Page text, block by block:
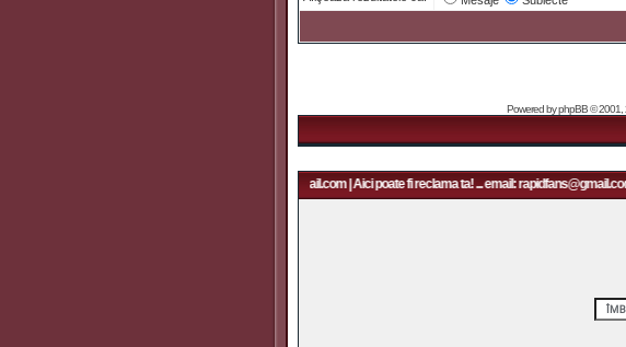
Powered byphpBB© 2001,
Aici poate fi reclama ta! ... email: rapidfans@gmail.com | Aici poate fi reclama ta! ... email: